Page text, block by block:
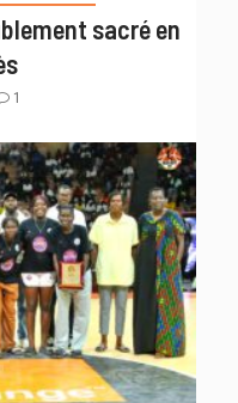
sacré en
1